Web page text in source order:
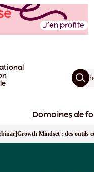
Domaines de
Mindset : des outils